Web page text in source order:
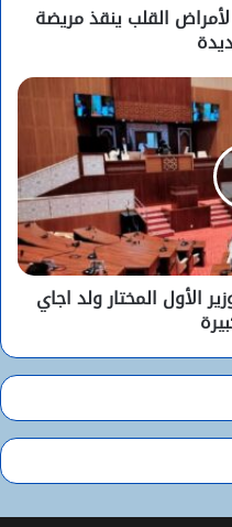
القلب ينقذ مريضة
الأول المختار ولد اجاي